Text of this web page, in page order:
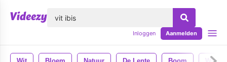
Inloggen Aanmelden